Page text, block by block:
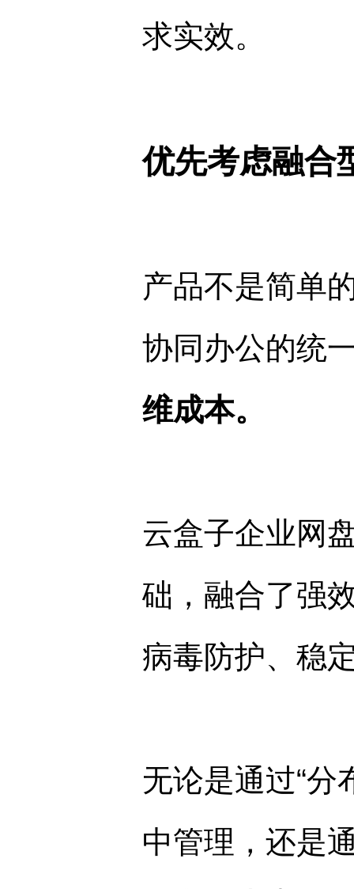
求实效。
优先考虑融合
产品不是简单
协同办公的统
维成本。
云盒子企业网
础，融合了强
病毒防护、稳
无论是通过“分
中管理，还是